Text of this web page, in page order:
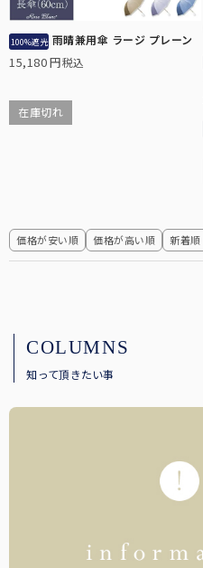
100%遮光 雨晴兼用傘 ラージ プレーン
15,180 税込
在庫切れ
価格が安い順 価格が高い順 新着順
COLUMNS
知って頂きたい事